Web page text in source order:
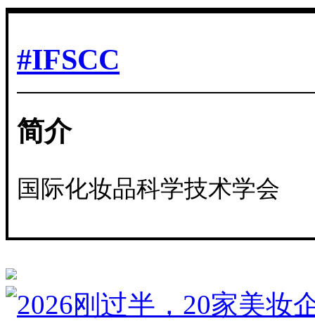
#IFSCC
简介
国际化妆品科学技术学会